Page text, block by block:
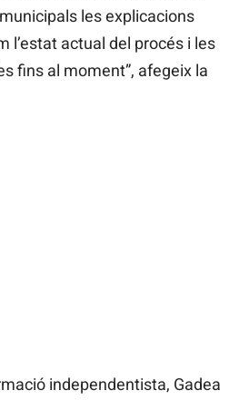
les explicacions
l’estat actual del procés i les
fins al moment”, afegeix la
independentista, Gadea